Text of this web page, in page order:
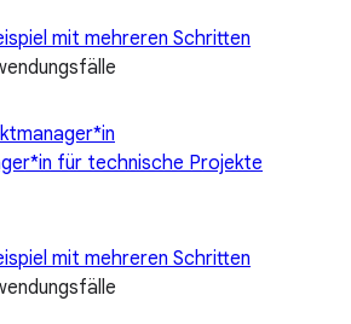
mit mehreren Schritten
für technische Projekte
mit mehreren Schritten